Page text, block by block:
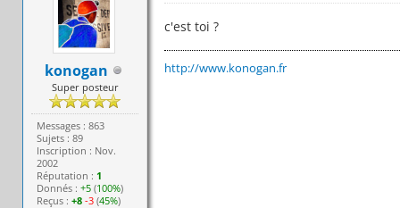
konogan
Super posteur
Messages : 863
Sujets : 89
Inscription : Nov.
2002
Réputation : 1
Donnés :+5 (100%)
Reçus :+8 -3 (45%)
c'est toi ?
http://www.konogan.fr